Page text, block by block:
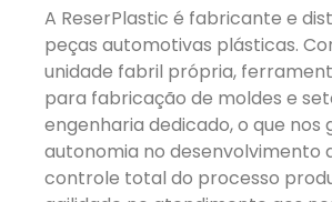
A ReserPlastic é fabricante e
peças automotivas plásticas.
unidade fabril própria,
para fabricação de moldes e
engenharia dedicado, o que nos
autonomia no desenvolvimento
controle total do processo